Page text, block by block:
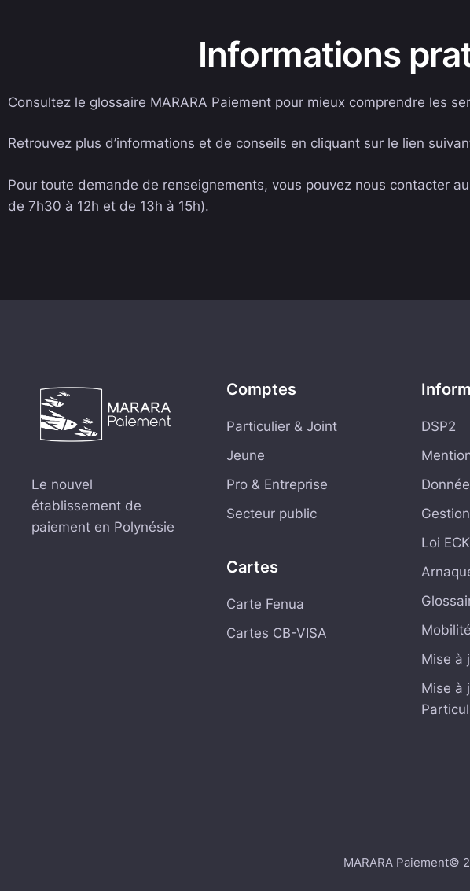
Informations
Consultez le glossaire MARARA Paiement pour mieux comprendre les
Retrouvez plus d’informations et de conseils en cliquant sur le lien
Pour toute demande de renseignements, vous pouvez nous contacter
de 7h30 à 12h et de 13h à 15h).
Le nouvel
établissement de
paiement en Polynésie
Comptes
Particulier & Joint
Jeune
Pro & Entreprise
Secteur public
Cartes
Carte Fenua
Cartes CB-VISA
DSP2
Loi
Mise à
Mise à
MARARA Paiement©